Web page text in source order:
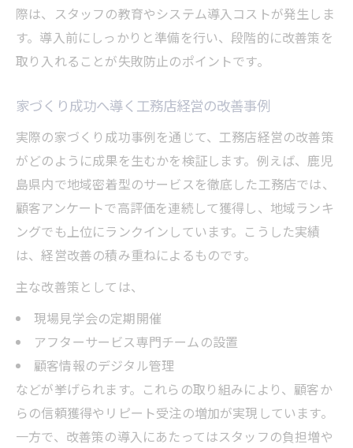
際は、スタッフの教育やシステム導入コストが発生しま
す。導入前にしっかりと準備を行い、段階的に改善策を
取り入れることが失敗防止のポイントです。
家づくり成功へ導く工務店経営の改善事例
実際の家づくり成功事例を通じて、工務店経営の改善策
がどのように成果を生むかを検証します。例えば、鹿児
島県内で地域密着型のサービスを徹底した工務店では、
顧客アンケートで高評価を連続して獲得し、地域ランキ
ングでも上位にランクインしています。こうした実績
は、経営改善の積み重ねによるものです。
主な改善策としては、
現場見学会の定期開催
アフターサービス専門チームの設置
顧客情報のデジタル管理
などが挙げられます。これらの取り組みにより、顧客か
らの信頼獲得やリピート受注の増加が実現しています。
一方で、改善策の導入にあたってはスタッフの負担増や